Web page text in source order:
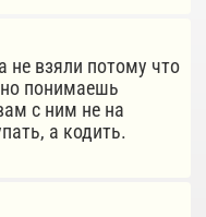
не взяли потому что
понимаешь
с ним не на
а кодить.